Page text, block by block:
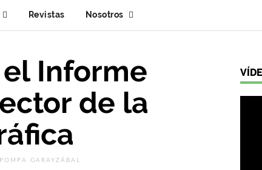
Revistas Nosotros
Informe
de la
GARAYZÁBAL